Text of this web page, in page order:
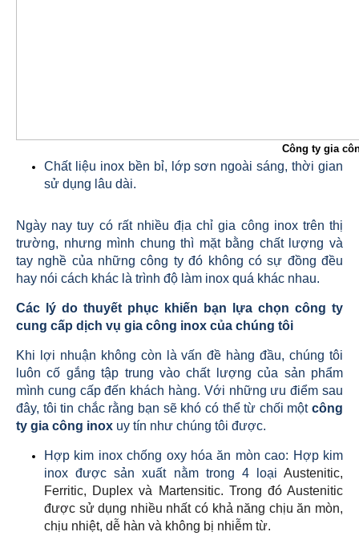
Công ty gia
Chất liệu inox bền bỉ, lớp sơn ngoài sáng, thời gian
sử dụng lâu dài.
Ngày nay tuy có rất nhiều địa chỉ gia công inox trên thị
trường, nhưng mình chung thì mặt bằng chất lượng và
tay nghề của những công ty đó không có sự đồng đều
hay nói cách khác là trình độ làm inox quá khác nhau.
Các lý do thuyết phục khiến bạn lựa chọn công ty
cung cấp dịch vụ gia công inox của chúng tôi
Khi lợi nhuận không còn là vấn đề hàng đầu, chúng tôi
luôn cố gắng tập trung vào chất lượng của sản phẩm
mình cung cấp đến khách hàng. Với những ưu điểm sau
đây, tôi tin chắc rằng bạn sẽ khó có thể từ chối một công
ty gia công inox uy tín như chúng tôi được.
Hợp kim inox chống oxy hóa ăn mòn cao: Hợp kim
inox được sản xuất nằm trong 4 loại Austenitic,
Ferritic, Duplex và Martensitic. Trong đó Austenitic
được sử dụng nhiều nhất có khả năng chịu ăn mòn,
chịu nhiệt, dễ hàn và không bị nhiễm từ.